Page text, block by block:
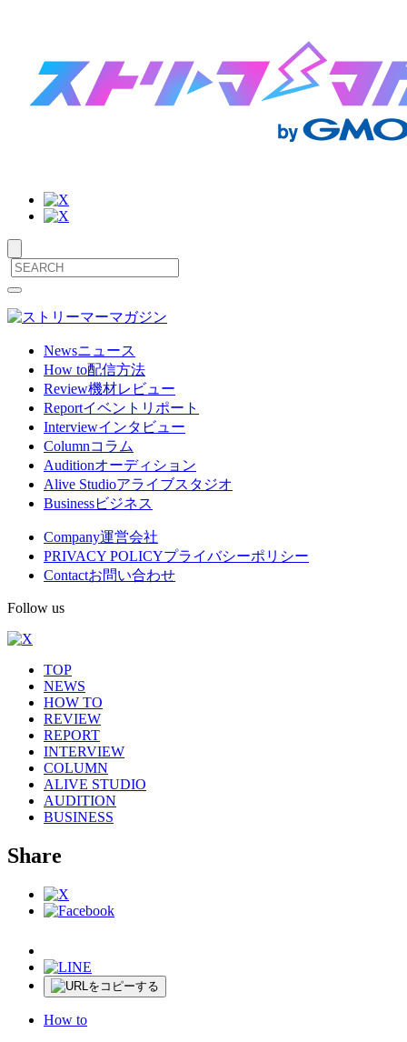
サ
イ
メ
ニ
Newsニュース
How to配信方法
Review機材レビュー
Reportイベントリポート
Interviewインタビュー
Columnコラム
Auditionオーディション
Alive Studioアライブスタジオ
Businessビジネス
Company運営会社
PRIVACY POLICYプライバシーポリシー
Contactお問い合わせ
Follow us
TOP
NEWS
HOW TO
REVIEW
REPORT
INTERVIEW
COLUMN
ALIVE STUDIO
AUDITION
BUSINESS
Share
How to